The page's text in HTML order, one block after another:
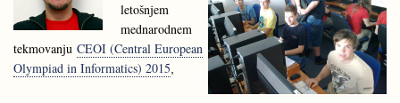
letošnjem
mednarodnem
tekmovanju CEOI (Central European
Olympiad in Informatics) 2015